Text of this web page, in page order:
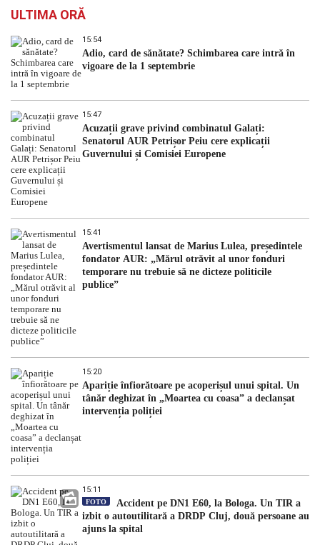
ULTIMA ORĂ
15:54
Adio, card de sănătate? Schimbarea care intră în
vigoare de la 1 septembrie
15:47
Acuzații grave privind combinatul Galați:
Senatorul AUR Petrișor Peiu cere explicații
Guvernului și Comisiei Europene
15:41
Avertismentul lansat de Marius Lulea, președintele
fondator AUR: „Mărul otrăvit al unor fonduri
temporare nu trebuie să ne dicteze politicile
publice”
15:20
Apariție înfiorătoare pe acoperișul unui spital. Un
tânăr deghizat în „Moartea cu coasa” a declanșat
intervenția poliției
15:11
FOTO
Accident pe DN1 E60, la Bologa. Un TIR a
izbit o autoutilitară a DRDP Cluj, două persoane au
ajuns la spital